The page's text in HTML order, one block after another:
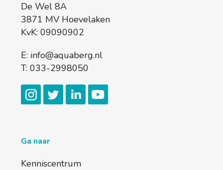
De Wel 8A
3871 MV Hoevelaken
KvK: 09090902
E: info@aquaberg.nl
T: 033-2998050
Ga naar
Kenniscentrum